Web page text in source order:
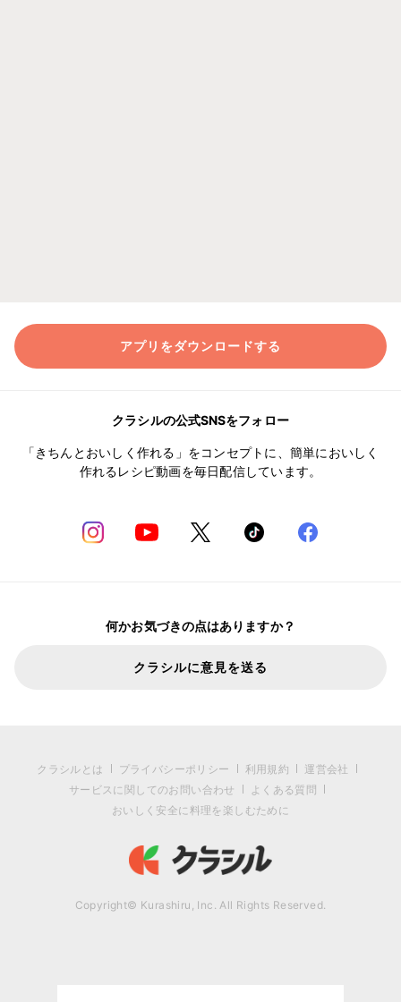
アプリをダウンロードする
クラシルの公式SNSをフォロー
「きちんとおいしく作れる」をコンセプトに、簡単においしく
作れるレシピ動画を毎日配信しています。
何かお気づきの点はありますか？
クラシルに意見を送る
クラシルとは プライバシーポリシー 利用規約
運営会社
サービスに関してのお問い合わせ
よくある質問
おいしく安全に料理を楽しむために
Copyright© Kurashiru, Inc. All Rights Reserved.